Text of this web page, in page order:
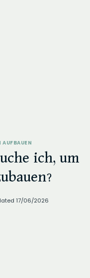
AUFBAUEN
ich, um
17/06/2026